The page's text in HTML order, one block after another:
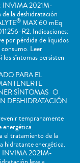
INVIMA 2021M-
la deshidratación
®MAX 60 mEq
R2. Indicaciones:
por pérdida de líquidos
Leer
los síntomas persisten
PARA EL
SÍNTOMAS O
DESHIDRATACIÓN
tempranamente
energética.
el tratamiento de la
hidratante energética.
INVIMA 2021M-